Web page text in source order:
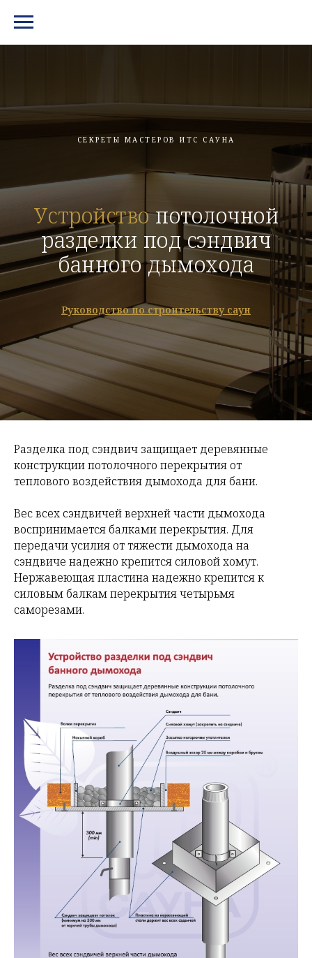
СЕКРЕТЫ МАСТЕРОВ ИТС САУНА
Устройствопотолочной
разделки под сэндвич
банного дымохода
Руководство по строительству саун
Разделка под сэндвич защищает деревянные
конструкции потолочного перекрытия от
теплового воздействия дымохода для бани.
Вес всех сэндвичей верхней части дымохода
воспринимается балками перекрытия. Для
передачи усилия от тяжести дымохода на
сэндвиче надежно крепится силовой хомут.
Нержавеющая пластина надежно крепится к
силовым балкам перекрытия четырьмя
саморезами.